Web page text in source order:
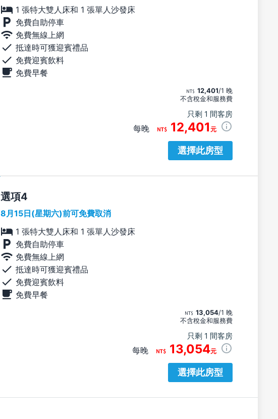
1 張特大雙人床和 1 張單人沙發床
免費自助停車
免費無線上網
抵達時可獲迎賓禮品
免費迎賓飲料
免費早餐
12,401/1 晚
不含稅金和服務費
只剩 1 間客房
每晚 12,401 元
選擇此房型
選項
8月15日(星期六)前可免費取消
1 張特大雙人床和 1 張單人沙發床
免費自助停車
免費無線上網
抵達時可獲迎賓禮品
免費迎賓飲料
免費早餐
13,054/1 晚
不含稅金和服務費
只剩 1 間客房
每晚 13,054元
選擇此房型